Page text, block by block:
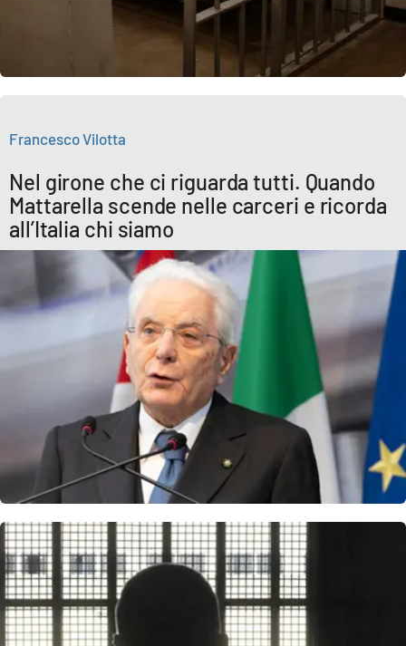
Lacapitalenews.it
Catanzarochannel.it
Android
Nel girone che ci riguarda tutti. Quando
Mattarella scende nelle carceri e ricorda
all’Italia chi siamo
Francesco Vilotta